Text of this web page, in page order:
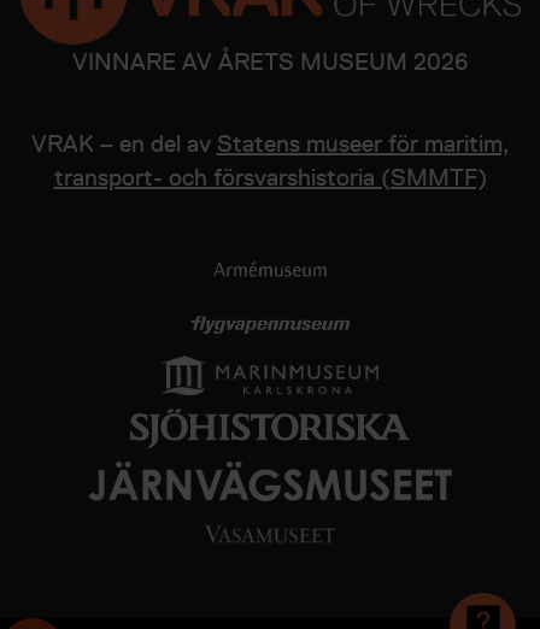
VINNARE AV ÅRETS MUSEUM 2026
VRAK – en del av Statens museer för maritim,
transport- och försvarshistoria (SMMTF)